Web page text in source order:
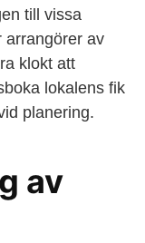
till vissa
arrangörer av
klokt att
lokalens fik
planering.
av